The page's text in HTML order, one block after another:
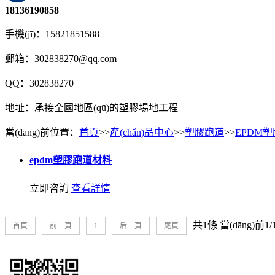
18136190858
手機(jī)：15821851588
郵箱：302838270@qq.com
QQ：302838270
地址：承接全國地區(qū)的塑膠場地工程
當(dāng)前位置： 首頁>>產(chǎn)品中心>>塑膠跑道>>EPDM
epdm塑膠跑道材料
立即咨詢 查看詳情
共1條 當(dāng)前1/
首頁 前一頁 1 后一頁 尾頁